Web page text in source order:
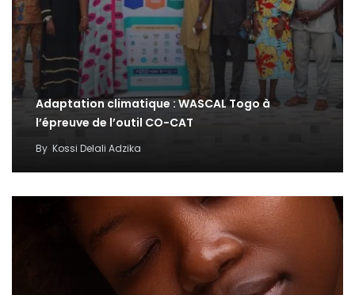
Adaptation climatique : WASCAL Togo à
l’épreuve de l’outil CO-CAT
By Kossi Delali Adzika